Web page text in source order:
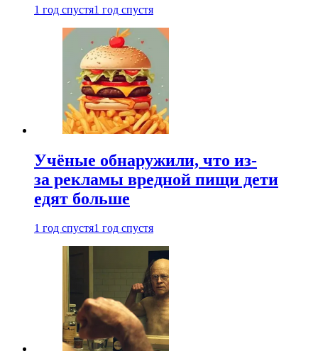
1 год спустя1 год спустя
Учёные обнаружили, что из-
за рекламы вредной пищи дети
едят больше
1 год спустя1 год спустя